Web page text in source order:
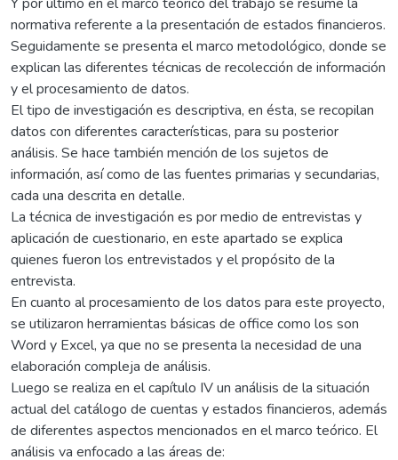
normativa referente a la presentación de estados financieros.
Seguidamente se presenta el marco metodológico, donde se
explican las diferentes técnicas de recolección de información
y el procesamiento de datos.
El tipo de investigación es descriptiva, en ésta, se recopilan
datos con diferentes características, para su posterior
análisis. Se hace también mención de los sujetos de
información, así como de las fuentes primarias y secundarias,
cada una descrita en detalle.
La técnica de investigación es por medio de entrevistas y
aplicación de cuestionario, en este apartado se explica
quienes fueron los entrevistados y el propósito de la
entrevista.
En cuanto al procesamiento de los datos para este proyecto,
se utilizaron herramientas básicas de office como los son
Word y Excel, ya que no se presenta la necesidad de una
elaboración compleja de análisis.
Luego se realiza en el capítulo IV un análisis de la situación
actual del catálogo de cuentas y estados financieros, además
de diferentes aspectos mencionados en el marco teórico. El
análisis va enfocado a las áreas de: